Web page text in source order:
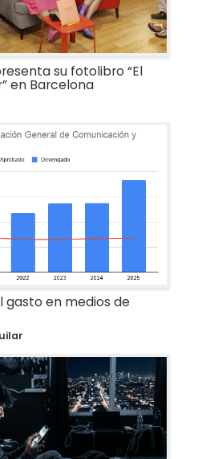
su fotolibro “El
en Barcelona
gasto en medios de